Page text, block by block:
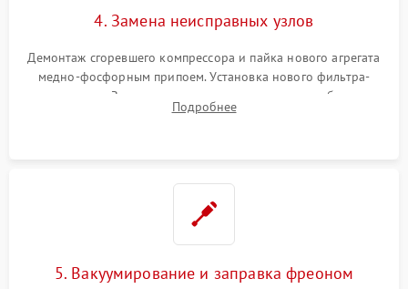
4. Замена неисправных узлов
Демонтаж сгоревшего компрессора и пайка нового агрегата
медно-фосфорным припоем. Установка нового фильтра-
осушителя. Замена изношенных вентиляторов обдува,
сломанных заслонок или поврежденных дверных петель.
Подробнее
5. Вакуумирование и заправка фреоном